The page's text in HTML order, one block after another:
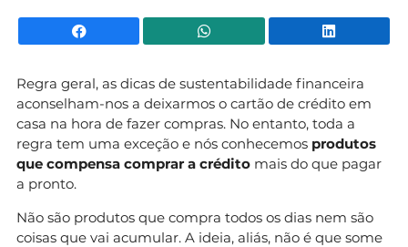
Facebook WhatsApp
Regra geral, as dicas de sustentabilidade financeira
aconselham-nos a deixarmos o cartão de crédito em
casa na hora de fazer compras. No entanto, toda a
regra tem uma exceção e nós conhecemos produtos
que compensa comprar a crédito mais do que pagar
a pronto.
Não são produtos que compra todos os dias nem são
coisas que vai acumular. A ideia, aliás, não é que some